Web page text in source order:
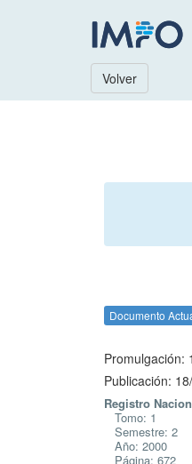
Volver
Documento
Promulgación:
Publicación:
Registro
Tomo: 1
Semestre: 2
Año: 2000
Página: 672